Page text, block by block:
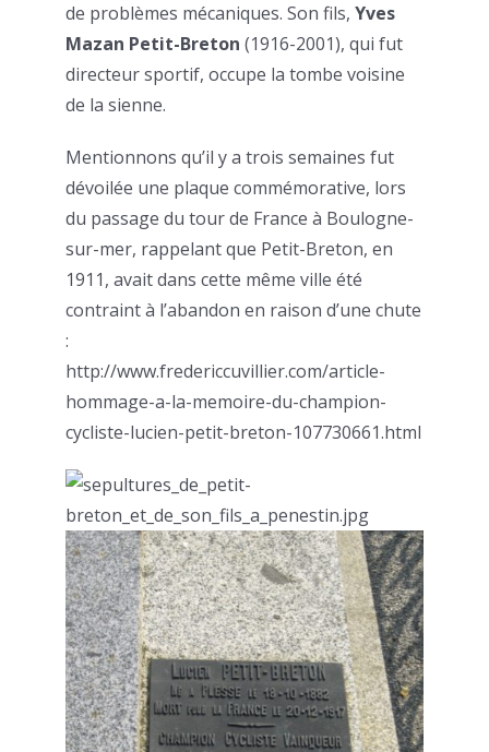
de problèmes mécaniques. Son fils, Yves
Mazan Petit-Breton (1916-2001), qui fut
directeur sportif, occupe la tombe voisine
de la sienne.
Mentionnons qu’il y a trois semaines fut
dévoilée une plaque commémorative, lors
du passage du tour de France à Boulogne-
sur-mer, rappelant que Petit-Breton, en
1911, avait dans cette même ville été
contraint à l’abandon en raison d’une chute
:
http://www.fredericcuvillier.com/article-
hommage-a-la-memoire-du-champion-
cycliste-lucien-petit-breton-107730661.html